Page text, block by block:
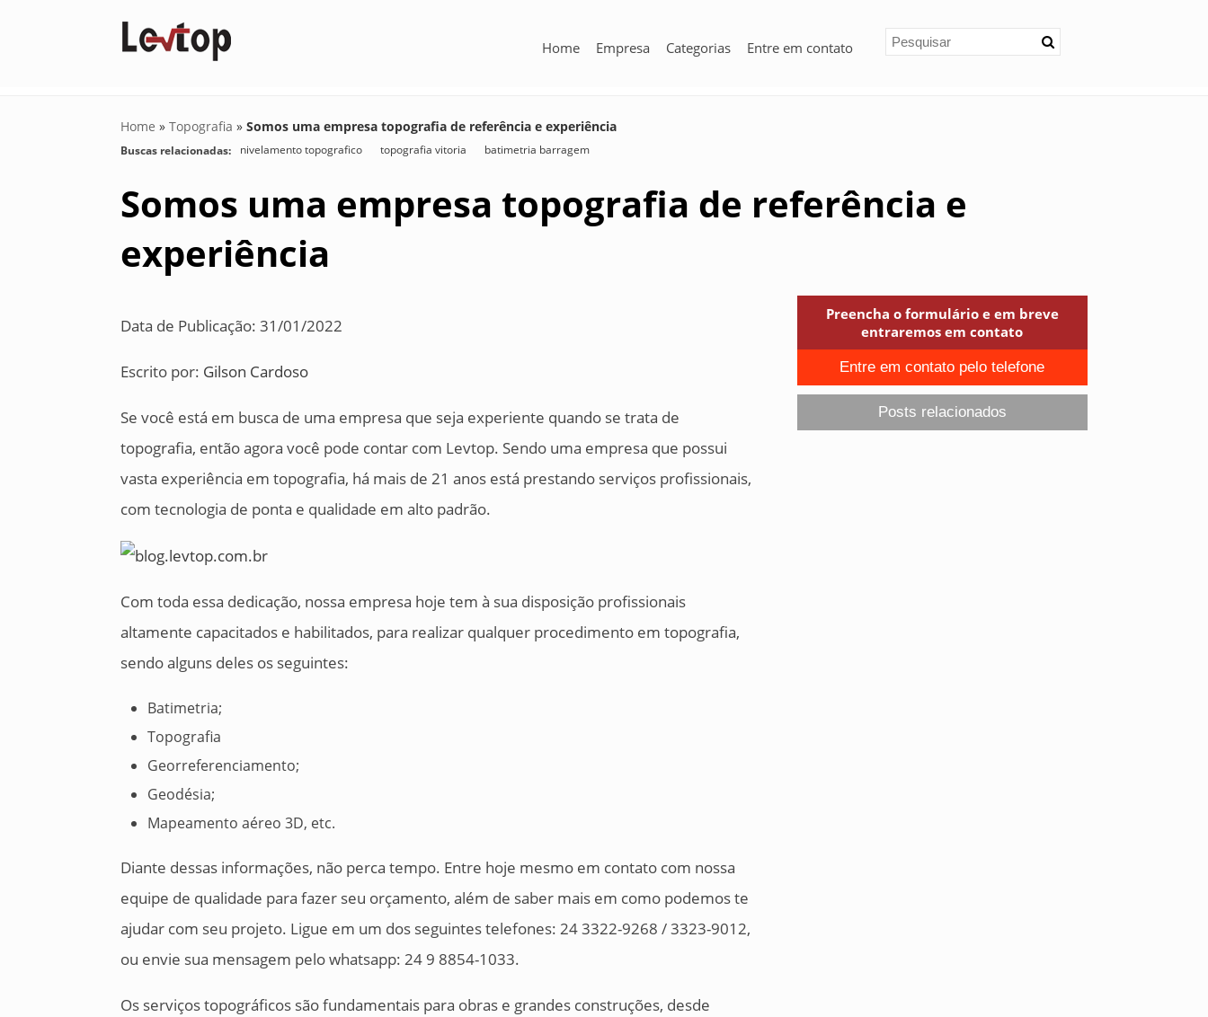
Home Empresa Categorias Entre em contato
Home »Topografia »Somos uma empresa topografia de referência e experiência
Buscas relacionadas: nivelamento topografico topografia vitoria batimetria barragem
Somos uma empresa topografia de referência e
experiência
Data de Publicação: 31/01/2022
Escrito por: Gilson Cardoso
Se você está em busca de uma empresa que seja experiente quando se trata de
topografia, então agora você pode contar com Levtop. Sendo uma empresa que possui
vasta experiência em topografia, há mais de 21 anos está prestando serviços profissionais,
com tecnologia de ponta e qualidade em alto padrão.
Com toda essa dedicação, nossa empresa hoje tem à sua disposição profissionais
altamente capacitados e habilitados, para realizar qualquer procedimento em topografia,
sendo alguns deles os seguintes:
Batimetria;
Topografia
Georreferenciamento;
Geodésia;
Mapeamento aéreo 3D, etc.
Diante dessas informações, não perca tempo. Entre hoje mesmo em contato com nossa
equipe de qualidade para fazer seu orçamento, além de saber mais em como podemos te
ajudar com seu projeto. Ligue em um dos seguintes telefones: 24 3322-9268 / 3323-9012,
ou envie sua mensagem pelo whatsapp: 24 9 8854-1033.
Os serviços topográficos são fundamentais para obras e grandes construções, desde
Preencha o formulário e em breve
entraremos em contato
Entre em contato pelo telefone
Posts relacionados